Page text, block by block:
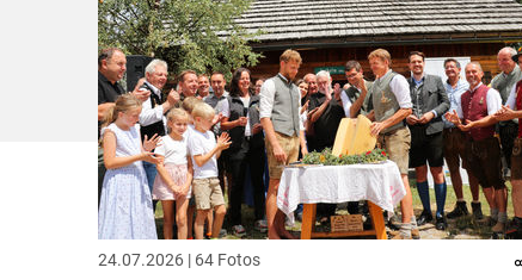
24.07.2026 | 64 Fotos